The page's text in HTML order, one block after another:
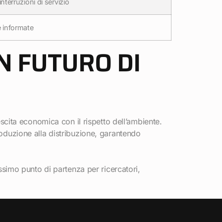
di servizio
informate
FUTURO DI
economica con il rispetto dell’ambiente.
alla distribuzione, garantendo
punto di partenza per ricercatori,